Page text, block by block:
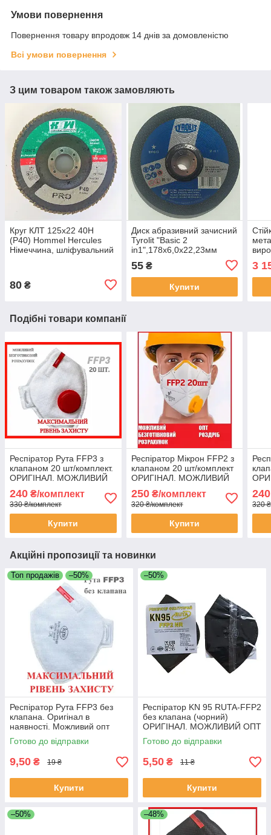
Умови повернення
Повернення товару впродовж 14 днів за домовленістю
Всі умови повернення
З цим товаром також замовляють
Круг КЛТ 125х22 40Н
(Р40) Hommel Hercules
Німеччина, шліфувальний
80 ₴
Диск абразивний зачисний
Tyrolit "Basic 2
in1",178х6,0х22,23мм
55₴
Купити
3
Подібні товари компанії
Респіратор Рута FFP3 з
клапаном 20 шт/комплект.
ОРИГІНАЛ. МОЖЛИВИЙ
ОПТ
240 ₴/комплект
330 ₴/комплект
Купити
Респіратор Мікрон FFP2 з
клапаном 20 шт/комплект
ОРИГІНАЛ. МОЖЛИВИЙ
ОПТ
250₴/комплект
320 ₴/комплект
Купити
ОПТ
240
320
Акційні пропозиції та новинки
Топ продажів –50%
Респіратор Рута FFP3 без
клапана. Оригінал в
наявності. Можливий опт
Готово до відправки
9,50 ₴ 19 ₴
Купити
–50%
Респіратор KN 95 RUTA-FFP2
без клапана (чорний)
ОРИГІНАЛ. МОЖЛИВИЙ ОПТ
Готово до відправки
5,50 ₴ 11 ₴
Купити
–50% –48%